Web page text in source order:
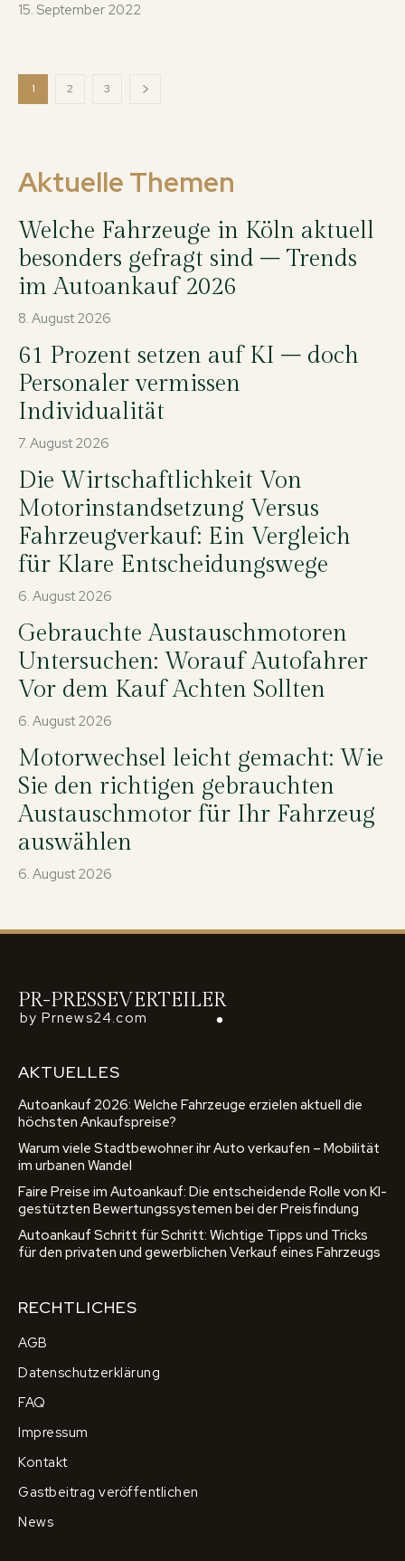
15. September 2022
1 2 3
Aktuelle Themen
Welche Fahrzeuge in Köln aktuell
besonders gefragt sind – Trends
im Autoankauf 2026
8. August 2026
61 Prozent setzen auf KI – doch
Personaler vermissen
Individualität
7. August 2026
Die Wirtschaftlichkeit Von
Motorinstandsetzung Versus
Fahrzeugverkauf: Ein Vergleich
für Klare Entscheidungswege
6. August 2026
Gebrauchte Austauschmotoren
Untersuchen: Worauf Autofahrer
Vor dem Kauf Achten Sollten
6. August 2026
Motorwechsel leicht gemacht: Wie
Sie den richtigen gebrauchten
Austauschmotor für Ihr Fahrzeug
auswählen
6. August 2026
PR-PRESSEVERTEILER
by Prnews24.com
AKTUELLES
Autoankauf 2026: Welche Fahrzeuge erzielen aktuell die
höchsten Ankaufspreise?
Warum viele Stadtbewohner ihr Auto verkaufen – Mobilität
im urbanen Wandel
Faire Preise im Autoankauf: Die entscheidende Rolle von KI-
gestützten Bewertungssystemen bei der Preisfindung
Autoankauf Schritt für Schritt: Wichtige Tipps und Tricks
für den privaten und gewerblichen Verkauf eines Fahrzeugs
RECHTLICHES
AGB
Datenschutzerklärung
FAQ
Impressum
Kontakt
Gastbeitrag veröffentlichen
News